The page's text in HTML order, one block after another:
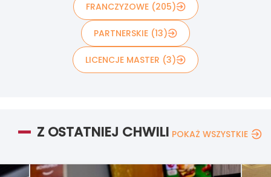
FRANCZYZOWE (205)
PARTNERSKIE (13)
LICENCJE MASTER (3)
Z OSTATNIEJ CHWILI POKAŻ WSZYSTKIE